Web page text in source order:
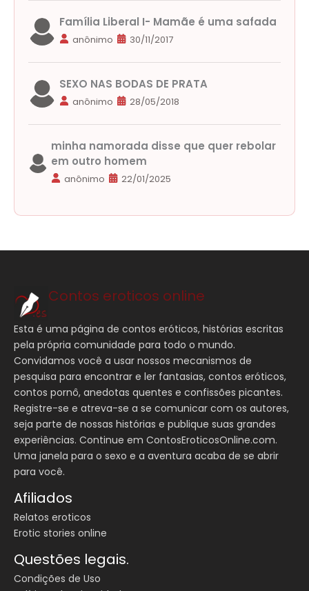
Família Liberal I- Mamãe é uma safada
anônimo 30/11/2017
SEXO NAS BODAS DE PRATA
anônimo 28/05/2018
minha namorada disse que quer rebolar
em outro homem
anônimo 22/01/2025
Contos eroticos online
Esta é uma página de contos eróticos, histórias escritas
pela própria comunidade para todo o mundo.
Convidamos você a usar nossos mecanismos de
pesquisa para encontrar e ler fantasias, contos eróticos,
contos pornô, anedotas quentes e confissões picantes.
Registre-se e atreva-se a se comunicar com os autores,
seja parte de nossas histórias e publique suas grandes
experiências. Continue em ContosEroticosOnline.com.
Uma janela para o sexo e a aventura acaba de se abrir
para você.
Afiliados
Relatos eroticos
Erotic stories online
Questões legais.
Condições de Uso